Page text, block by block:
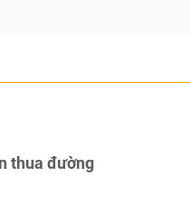
thua đường